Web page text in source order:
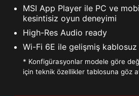
MSI App Player ile PC ve
kesintisiz oyun deneyimi
High-Res Audio ready
Wi-Fi 6E ile gelişmiş
* Konfigürasyonlar modele göre
için teknik özellikler tablosuna göz